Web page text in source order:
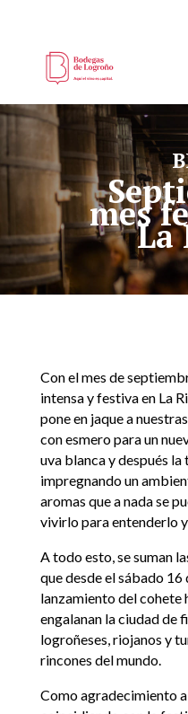
mes
La
Con el mes de
intensa y festiva en La
pone en jaque a
con esmero para un
uva blanca y después
impregnando un
aromas que a nada se
vivirlo para entenderlo
A todo esto, se suman
que desde el sábado
lanzamiento del cohete
engalanan la ciudad de
logroñeses, riojanos y
rincones del mundo.
Como agradecimiento a